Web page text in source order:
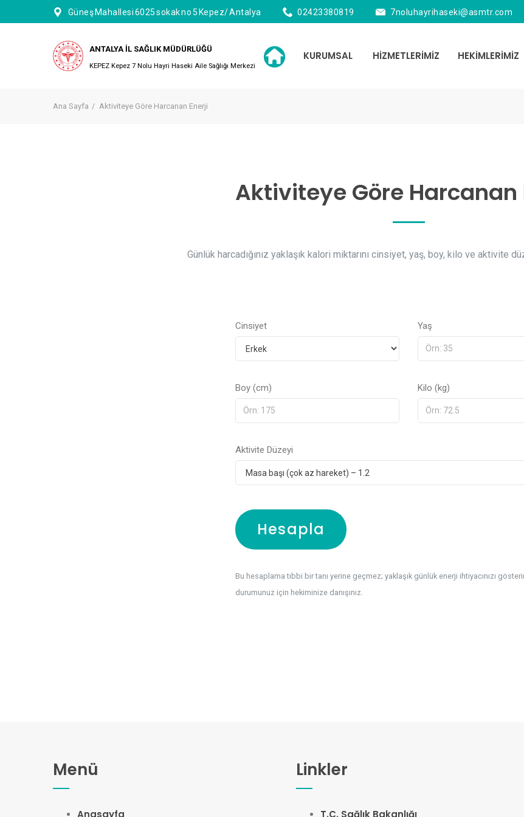
Güneş Mahallesi 6025 sokak no 5 Kepez/ Antalya 02423380819 7noluhayrihaseki@asmtr.com
ANTALYA İL SAĞLIK MÜDÜRLÜĞÜ
KEPEZ Kepez 7 Nolu Hayri Haseki Aile Sağlığı Merkezi
KURUMSAL HİZMETLERİMİZ HEKİMLERİMİZ
Ana Sayfa Aktiviteye Göre Harcanan Enerji
Aktiviteye Göre Harcanan
Günlük harcadığınız yaklaşık kalori miktarını cinsiyet, yaş, boy, kilo ve aktivite
Cinsiyet Yaş
Boy (cm) Kilo (kg)
Aktivite Düzeyi
Hesapla
Bu hesaplama tıbbi bir tanı yerine geçmez; yaklaşık günlük enerji ihtiyacınızı
durumunuz için hekiminize danışınız.
Menü
Anasayfa
Linkler
T.C. Sağlık Bakanlığı